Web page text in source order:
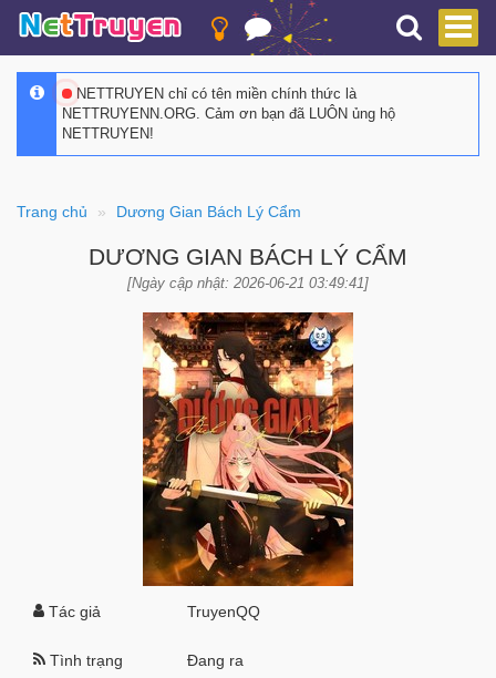
NETTRUYEN chỉ có tên miền chính thức là
NETTRUYENN.ORG. Cảm ơn bạn đã LUÔN ủng hộ
NETTRUYEN!
Trang chủ Dương Gian Bách Lý Cẩm
DƯƠNG GIAN BÁCH LÝ CẨM
[Ngày cập nhật: 2026-06-21 03:49:41]
Tác giả TruyenQQ
Tình trạng Đang ra